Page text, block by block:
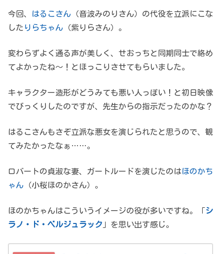
今回、 はるこさん （音波みのりさん）の代役を立派にこな
した りらちゃん （紫りらさん）。
変わらずよく通る声が美しく、せおっちと同期同士で絡め
てよかったね～！とほっこりさせてもらいました。
キャラクター造形がどうみても悪い人っぽい！と初日映像
でびっくりしたのですが、先生からの指示だったのかな？
はるこさんもさぞ立派な悪女を演じられたと思うので、観
てみたかったなぁ……。
ロバートの貞淑な妻、ガートルードを演じたのはほのかち
ゃん （小桜ほのかさん）。
ほのかちゃんはこういうイメージの役が多いですね。「 シ
ラノ・ド・ベルジュラック 」を思い出す感じ。